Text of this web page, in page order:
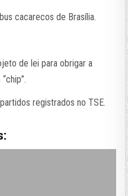
cacarecos de Brasília.
de lei para obrigar a
registrados no TSE.